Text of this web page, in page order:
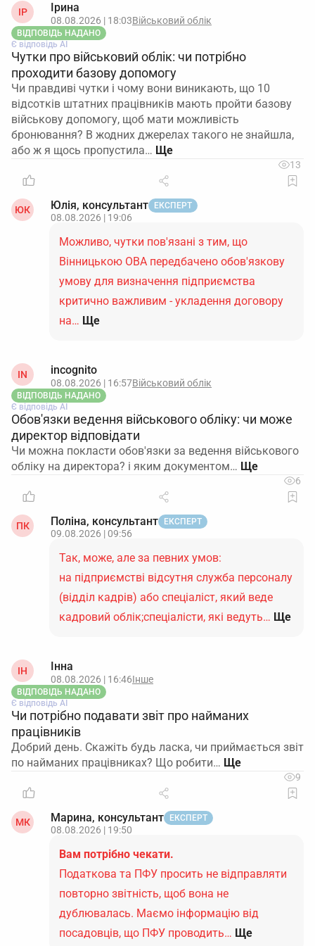
форма в системі залишається універсальною і
вимагає прикріпити стандартний перелік
документів. Це технічна реалізація платформи, а
не окреме правове обмеження. Тому при спробі
подати тільки довідки система й надалі просить
«повний пакет».
Практичний підхід зараз такий.Підприємство все
одно подає заявку на підтвердження критичності
в загальному модулі ДАР, але в прикріплених
файлах забезпечує наявність усіх довідок, на які
посилається постанова № 862, а в супровідному
листі прямо зазначає, що підтвердження
подається в спрощеному порядку відповідно до
цієї постанови. Це дозволяє органу, що приймає
рішення, не скасовувати чинну критичність, а
продовжити її дію на підставі спрощення.
Алгоритм дій
Підготуйте обов’язкові довідки для спрощеного
Мінімальний набір за спрощеною процедурою
зазвичай включає:
Документ Джерело
Довідка про розмір
нарахованої
застрахованих осіб
– працівників за
календарний місяць
рекомендована
Мінекономіки / ДПС
Податковий
розрахунок сум
(сплаченого) на
користь фізосіб, та
сум утриманого
ПДФО і
нарахованого ЄСВ
за останній місяць +
квитанція № 2
відсутність
податкової та
ЄСВ‑заборгованості
ДПС (електронний
Зберіть мінімальний «формальний» пакет, який
вимагає ДАР
Якщо система не дає пройти без певних полів /
файлів, додайте до заявки:
ІР Ірина
08.08.2026 | 18:03Військовий облік
ВІДПОВІДЬ НАДАНО
Є відповідь АІ
Чутки про військовий облік: чи потрібно
проходити базову допомогу
Чи правдиві чутки і чому вони виникають, що 10
відсотків штатних працівників мають пройти базову
військову допомогу, щоб мати можливість
бронювання? В жодних джерелах такого не знайшла,
або ж я щось пропустила…
13
ЮК Юлія, консультант ЕКСПЕРТ
08.08.2026 | 19:06
Можливо, чутки пов'язані з тим, що
Вінницькою ОВА передбачено обов'язкову
умову для визначення підприємства
критично важливим - укладення договору
на… Ще
IN incognito
08.08.2026 | 16:57Військовий облік
ВІДПОВІДЬ НАДАНО
Є відповідь АІ
Обов'язки ведення військового обліку: чи може
директор відповідати
Чи можна покласти обов'язки за ведення військового
обліку на директора? і яким документом…
6
ПК Поліна, консультант ЕКСПЕРТ
09.08.2026 | 09:56
Так, може, але за певних умов:
на підприємстві відсутня служба персоналу
(відділ кадрів) або спеціаліст, який веде
кадровий облік;спеціалісти, які ведуть… Ще
ІН Інна
08.08.2026 | 16:46Інше
ВІДПОВІДЬ НАДАНО
Є відповідь АІ
Чи потрібно подавати звіт про найманих
працівників
Добрий день. Скажіть будь ласка, чи приймається звіт
по найманих працівниках? Що робити…
9
МК Марина, консультант ЕКСПЕРТ
08.08.2026 | 19:50
Вам потрібно чекати.
Податкова та ПФУ просить не відправляти
повторно звітність, щоб вона не
дублювалась. Маємо інформацію від
посадовців, що ПФУ проводить… Ще